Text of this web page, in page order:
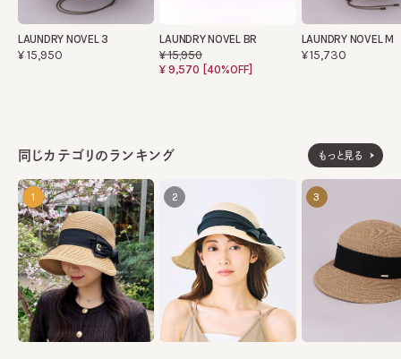
LAUNDRY NOVEL 3
¥15,950
LAUNDRY NOVEL BR
¥15,950
¥9,570 [40%OFF]
LAUNDRY NOVEL M
¥15,730
同じカテゴリのランキング もっと見る
1 2 3